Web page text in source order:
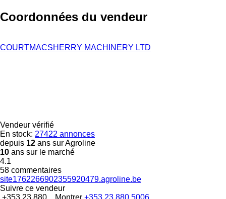
Coordonnées du vendeur
COURTMACSHERRY MACHINERY LTD
Vendeur vérifié
En stock: 27422 annonces
depuis 12 ans sur Agroline
10 ans sur le marché
4.1
58 commentaires
site1762266902355920479.agroline.be
Suivre ce vendeur
+353 23 880...
Montrer +353 23 880 5006